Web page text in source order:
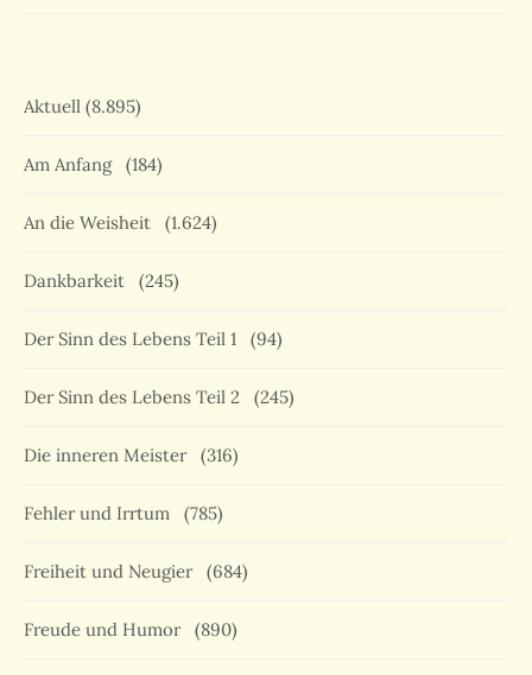
Aktuell (8.895)
Am Anfang (184)
An die Weisheit (1.624)
Dankbarkeit (245)
Der Sinn des Lebens Teil 1 (94)
Der Sinn des Lebens Teil 2 (245)
Die inneren Meister (316)
Fehler und Irrtum (785)
Freiheit und Neugier (684)
Freude und Humor (890)